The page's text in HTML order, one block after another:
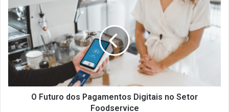
Futuro
dos
Pagamentos
Digitais
no
Setor
Foodservice
O Futuro dos Pagamentos Digitais no Setor
Foodservice